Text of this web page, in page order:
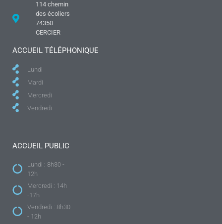
114 chemin
des écoliers
74350
CERCIER
ACCUEIL TÉLÉPHONIQUE
Lundi
Mardi
Mercredi
Vendredi
ACCUEIL PUBLIC
Lundi : 8h30 -
12h
Mercredi : 14h
-17h
Vendredi : 8h30
- 12h